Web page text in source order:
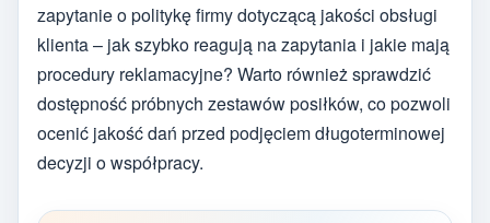
zapytanie o politykę firmy dotyczącą jakości obsługi
klienta – jak szybko reagują na zapytania i jakie mają
procedury reklamacyjne? Warto również sprawdzić
dostępność próbnych zestawów posiłków, co pozwoli
ocenić jakość dań przed podjęciem długoterminowej
decyzji o współpracy.